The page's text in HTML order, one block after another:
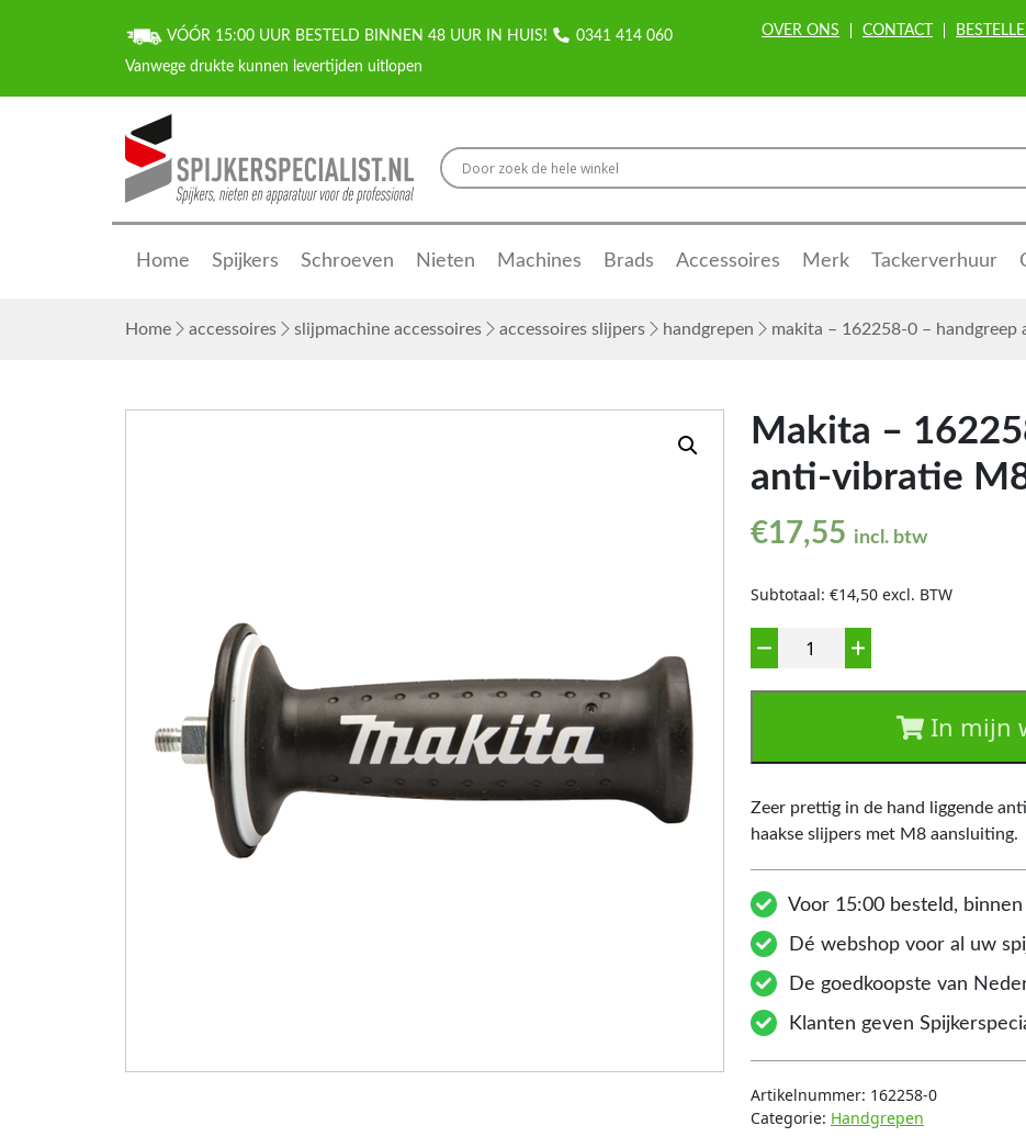
VÓÓR 15:00 UUR BESTELD BINNEN 48 UUR IN HUIS! 0341 414 060 OVER ONS CONTACT
Home Spijkers Schroeven Nieten Machines Brads Accessoires Merk Tackerverhuur
Home accessoires slijpmachine accessoires accessoires slijpers handgrepen makita – 162258-0 – handgreep
Makita –
anti-vibratie
€17,55 incl. btw
Subtotaal: €14,50 excl. BTW
Aantal
In mijn
Zeer prettig in de hand liggende
haakse slijpers met M8 aansluiting.
Voor 15:00 besteld,
Dé webshop voor al uw
De goedkoopste van
Klanten geven
Artikelnummer: 162258-0
Categorie: Handgrepen